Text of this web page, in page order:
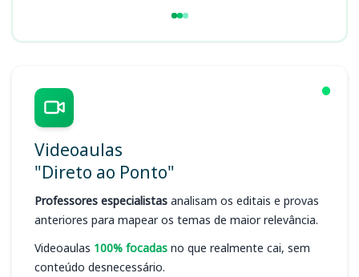
Videoaulas
"Direto ao Ponto"
Professores especialistas analisam os editais e provas
anteriores para mapear os temas de maior relevância.
Videoaulas 100% focadas no que realmente cai, sem
conteúdo desnecessário.